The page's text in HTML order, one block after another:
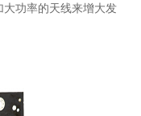
大功率的天线来增大发